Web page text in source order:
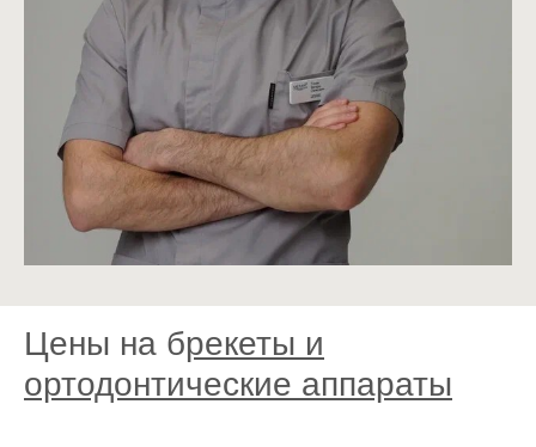
Цены на брекеты и
ортодонтические аппараты